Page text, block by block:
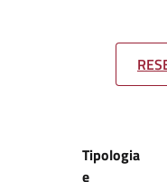
Tipologia
e